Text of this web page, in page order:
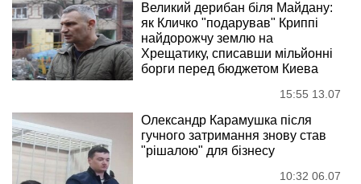
Великий дерибан біля Майдану:
як Кличко "подарував" Криппі
найдорожчу землю на
Хрещатику, списавши мільйонні
борги перед бюджетом Киева
15:55 13.07
Олександр Карамушка після
гучного затримання знову став
"рішалою" для бізнесу
10:32 06.07